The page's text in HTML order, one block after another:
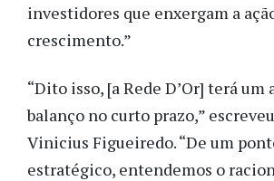
investidores que enxergam a
crescimento.”
“Dito isso, [a Rede D’Or] terá
balanço no curto prazo,”
Vinicius Figueiredo. “De um
estratégico, entendemos o